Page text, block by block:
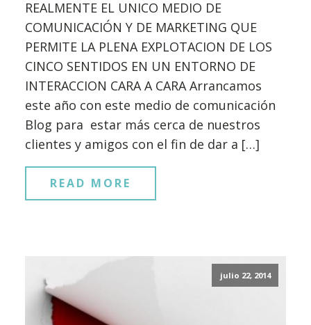
REALMENTE EL UNICO MEDIO DE
COMUNICACIÓN Y DE MARKETING QUE
PERMITE LA PLENA EXPLOTACION DE LOS
CINCO SENTIDOS EN UN ENTORNO DE
INTERACCION CARA A CARA Arrancamos
este año con este medio de comunicación
Blog para estar más cerca de nuestros
clientes y amigos con el fin de dar a […]
READ MORE
julio 22, 2014